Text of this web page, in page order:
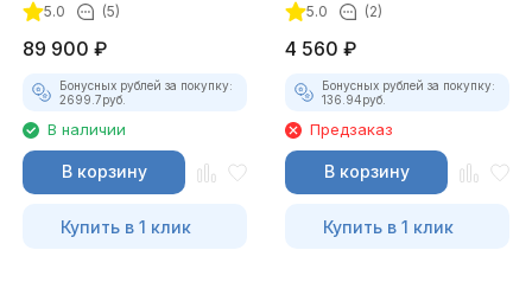
5.0 (5)
89 900 ₽
Бонусных рублей за покупку:
2699.7руб.
В наличии
В корзину
Купить в 1 клик
5.0 (2)
4 560 ₽
Бонусных рублей за покупку:
136.94руб.
Предзаказ
В корзину
Купить в 1 клик